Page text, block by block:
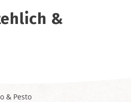
&
& Pesto